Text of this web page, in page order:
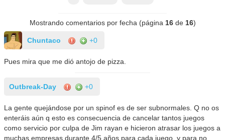
Mostrando comentarios por fecha (página 16de 16)
Chuntaco +0
Pues mira que me dió antojo de pizza.
Outbreak-Day +0
La gente quejándose por un spinof es de ser subnormales. Q no os
enteráis aún q esto es consecuencia de cancelar tantos juegos
como servicio por culpa de Jim rayan e hicieron atrasar los juegos a
muchas empresas durante 4/5 años para cada juego, y para no